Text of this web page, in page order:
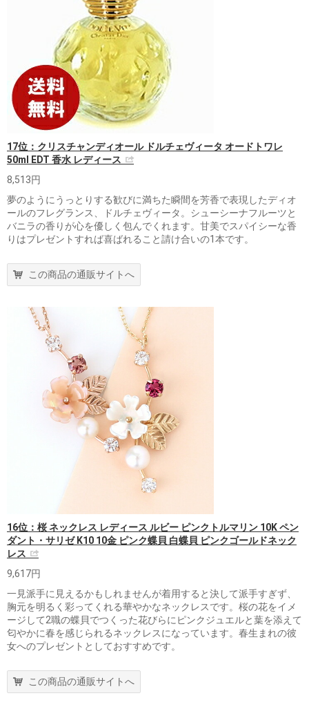
17位：クリスチャンディオール ドルチェヴィータ オードトワレ
50ml EDT 香水 レディース
8,513円
夢のようにうっとりする歓びに満ちた瞬間を芳香で表現したディオ
ールのフレグランス、ドルチェヴィータ。シューシーナフルーツと
バニラの香りが心を優しく包んでくれます。甘美でスパイシーな香
りはプレゼントすれば喜ばれること請け合いの1本です。
この商品の通販サイトへ
16位：桜 ネックレス レディース ルビー ピンクトルマリン 10K ペン
ダント・サリゼ K10 10金 ピンク蝶貝 白蝶貝 ピンクゴールドネック
レス
9,617円
一見派手に見えるかもしれませんが着用すると決して派手すぎず、
胸元を明るく彩ってくれる華やかなネックレスです。桜の花をイメ
ージして2職の蝶貝でつくった花びらにピンクジュエルと葉を添えて
匂やかに春を感じられるネックレスになっています。春生まれの彼
女へのプレゼントとしておすすめです。
この商品の通販サイトへ